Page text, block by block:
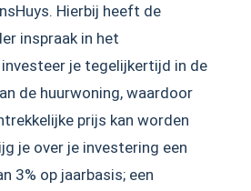
Hierbij heeft de
inspraak in het
je tegelijkertijd in de
de huurwoning, waardoor
prijs kan worden
je over je investering een
3% op jaarbasis; een